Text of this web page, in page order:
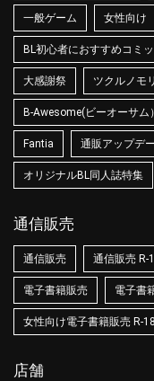
一般ゲーム 女性向け
BL初心者におすすめコミ
大感謝祭 ツクルノモリ
B-Awesome(ビーオーサム
Fantia 通販アップデ
オリジナルBL同人誌特集
通信販売
通信販売 通信販売 R-
電子書籍販売 電子書
女性向け電子書籍販売 R-18
店舗